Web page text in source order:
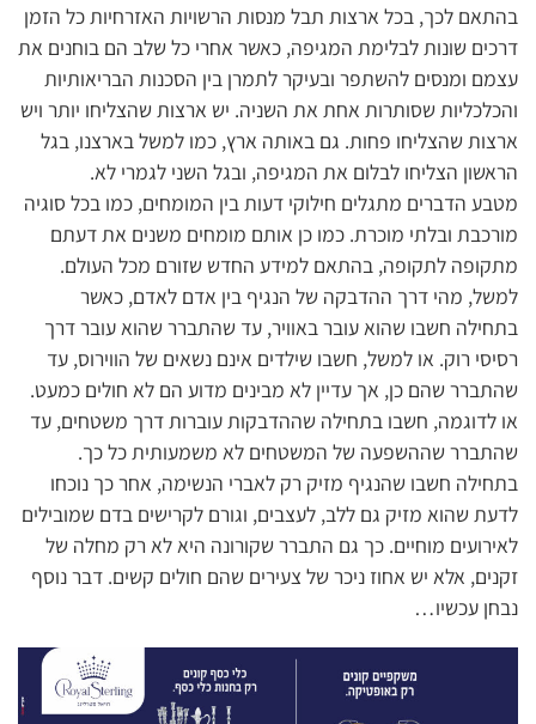
בהתאם לכך, בכל ארצות תבל מנסות הרשויות האזרחיות כל הזמן
דרכים שונות לבלימת המגיפה, כאשר אחרי כל שלב הם בוחנים את
עצמם ומנסים להשתפר ובעיקר לתמרן בין הסכנות הבריאותיות
והכלכליות שסותרות אחת את השניה. יש ארצות שהצליחו יותר ויש
ארצות שהצליחו פחות. גם באותה ארץ, כמו למשל בארצנו, בגל
הראשון הצליחו לבלום את המגיפה, ובגל השני לגמרי לא.
מטבע הדברים מתגלים חילוקי דעות בין המומחים, כמו בכל סוגיה
מורכבת ובלתי מוכרת. כמו כן אותם מומחים משנים את דעתם
מתקופה לתקופה, בהתאם למידע החדש שזורם מכל העולם.
למשל, מהי דרך ההדבקה של הנגיף בין אדם לאדם, כאשר
בתחילה חשבו שהוא עובר באוויר, עד שהתברר שהוא עובר דרך
רסיסי רוק. או למשל, חשבו שילדים אינם נשאים של הווירוס, עד
שהתברר שהם כן, אך עדיין לא מבינים מדוע הם לא חולים כמעט.
או לדוגמה, חשבו בתחילה שההדבקות עוברות דרך משטחים, עד
שהתברר שההשפעה של המשטחים לא משמעותית כל כך.
בתחילה חשבו שהנגיף מזיק רק לאברי הנשימה, אחר כך נוכחו
לדעת שהוא מזיק גם ללב, לעצבים, וגורם לקרישים בדם שמובילים
לאירועים מוחיים. כך גם התברר שקורונה היא לא רק מחלה של
זקנים, אלא יש אחוז ניכר של צעירים שהם חולים קשים. דבר נוסף
נבחן עכשיו…